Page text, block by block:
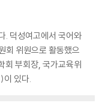
. 덕성여고에서 국어와
회 위원으로 활동했으
회 부회장, 국가교육위
이 있다.